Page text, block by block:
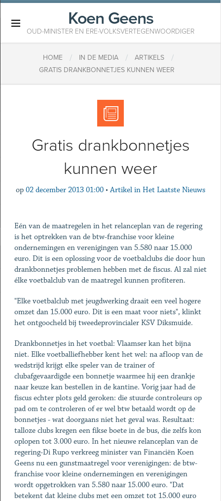
Koen Geens
OUD-MINISTER EN ERE-VOLKSVERTEGENWOORDIGER
HOME / IN DE MEDIA / ARTIKELS /
GRATIS DRANKBONNETJES KUNNEN WEER
Gratis drankbonnetjes
kunnen weer
op 02 december 2013 01:00 • Artikel in Het Laatste Nieuws
Eén van de maatregelen in het relanceplan van de regering
is het optrekken van de btw-franchise voor kleine
ondernemingen en verenigingen van 5.580 naar 15.000
euro. Dit is een oplossing voor de voetbalclubs die door hun
drankbonnetjes problemen hebben met de fiscus. Al zal niet
élke voetbalclub van de maatregel kunnen profiteren.
"Elke voetbalclub met jeugdwerking draait een veel hogere
omzet dan 15.000 euro. Dit is een maat voor niets", klinkt
het ontgoocheld bij tweedeprovincialer KSV Diksmuide.
Drankbonnetjes in het voetbal: Vlaamser kan het bijna
niet. Elke voetballiefhebber kent het wel: na afloop van de
wedstrijd krijgt elke speler van de trainer of
clubafgevaardigde een bonnetje waarmee hij een drankje
naar keuze kan bestellen in de kantine. Vorig jaar had de
fiscus echter plots geld geroken: die stuurde controleurs op
pad om te controleren of er wel btw betaald wordt op de
bonnetjes - wat doorgaans niet het geval was. Resultaat:
talloze clubs kregen een fikse boete in de bus, die zelfs kon
oplopen tot 3.000 euro. In het nieuwe relanceplan van de
regering-Di Rupo verkreeg minister van Financiën Koen
Geens nu een gunstmaatregel voor verenigingen: de btw-
franchise voor kleine ondernemingen en verenigingen
wordt opgetrokken van 5.580 naar 15.000 euro. "Dat
betekent dat kleine clubs met een omzet tot 15.000 euro